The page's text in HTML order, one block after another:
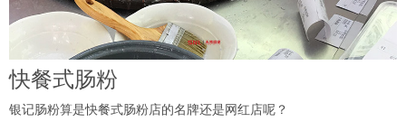
快餐式肠粉
银记肠粉算是快餐式肠粉店的名牌还是网红店呢？